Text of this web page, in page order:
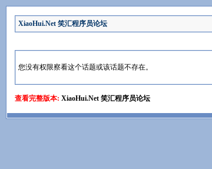
XiaoHui.Net 笑汇程序员论坛
您没有权限察看这个话题或该话题不存在。
查看完整版本: XiaoHui.Net 笑汇程序员论坛